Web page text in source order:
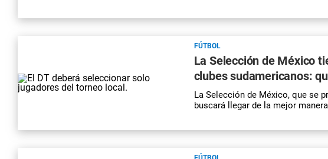
FÚTBOL
La Selección de México
clubes sudamericanos:
La Selección de México, que se
buscará llegar de la mejor